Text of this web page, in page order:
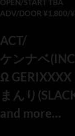
OPEN/START TBA
ADV/DOOR ¥1,800/
ACT/
ケンナベ(INC
Ω GERIXXXX
まんり
and more…